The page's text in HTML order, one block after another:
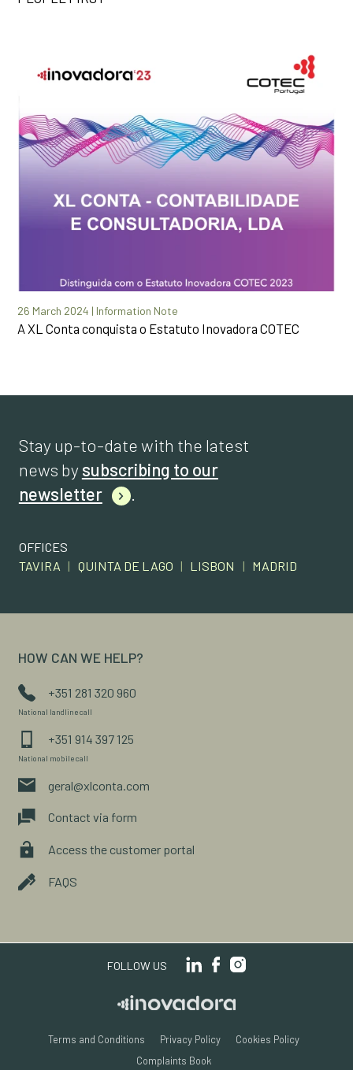
26 March 2024 | Information Note
A XL Conta conquista o Estatuto Inovadora COTEC
Stay up-to-date with the latest
news bysubscribing to our
newsletter
.
OFFICES
TAVIRA | QUINTA DE LAGO | LISBON | MADRID
HOW CAN WE HELP?
+351 281 320 960
National landline call
+351 914 397 125
National mobile call
geral@xlconta.com
Contact via form
Access the customer portal
FAQS
FOLLOW US
Terms and Conditions Privacy Policy
Cookies Policy
Complaints Book